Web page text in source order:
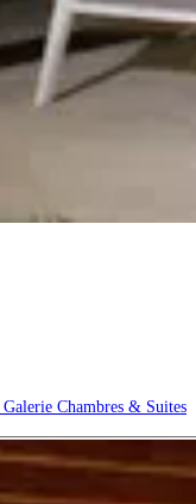
Galerie Chambres & Suites